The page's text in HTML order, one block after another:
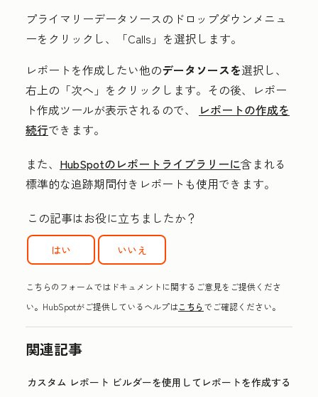
プライマリーデータソースの ドロップダウンメニュ
ーをクリックし、「Calls 」を選択します。
レポートを作成したい他のデータソースを選択し、
右上の「次へ 」をクリックします。その後、レポー
ト作成ツールが表示されるので、
レポートの作成を
続行できます。
また、 HubSpotのレポートライブラリーに含まれる
標準的な追跡期間付きレポートも使用できます。
この記事はお役に立ちましたか？
はい いいえ
こちらのフォームではドキュメントに関するご意見をご提供くださ
い。HubSpotがご提供しているヘルプはこちらでご確認ください。
関連記事
カスタム レポート ビルダーを使用してレポートを作成する